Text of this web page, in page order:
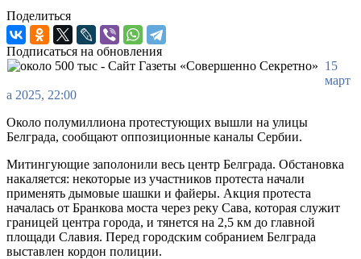
Поделиться
Подписаться на обновления
15
март
а 2025, 22:00
Около полумиллиона протестующих вышли на улицы
Белграда, сообщают оппозиционные каналы Сербии.
Митингующие заполонили весь центр Белграда. Обстановка
накаляется: некоторые из участников протеста начали
применять дымовые шашки и файеры. Акция протеста
началась от Бранкова моста через реку Сава, которая служит
границей центра города, и тянется на 2,5 км до главной
площади Славия. Перед городским собранием Белграда
выставлен кордон полиции.